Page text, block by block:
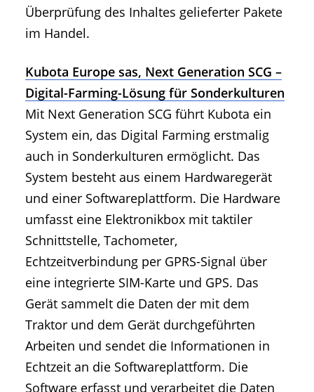
Überprüfung des Inhaltes gelieferter Pakete
im Handel.
Kubota Europe sas, Next Generation SCG –
Digital-Farming-Lösung für Sonderkulturen
Mit Next Generation SCG führt Kubota ein
System ein, das Digital Farming erstmalig
auch in Sonderkulturen ermöglicht. Das
System besteht aus einem Hardwaregerät
und einer Softwareplattform. Die Hardware
umfasst eine Elektronikbox mit taktiler
Schnittstelle, Tachometer,
Echtzeitverbindung per GPRS-Signal über
eine integrierte SIM-Karte und GPS. Das
Gerät sammelt die Daten der mit dem
Traktor und dem Gerät durchgeführten
Arbeiten und sendet die Informationen in
Echtzeit an die Softwareplattform. Die
Software erfasst und verarbeitet die Daten